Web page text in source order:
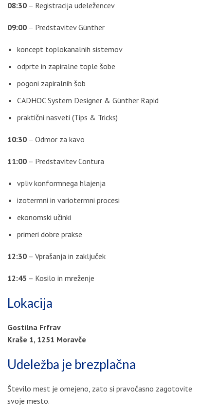
08:30 – Registracija udeležencev
09:00 – Predstavitev Günther
koncept toplokanalnih sistemov
odprte in zapiralne tople šobe
pogoni zapiralnih šob
CADHOC System Designer & Günther Rapid
praktični nasveti (Tips & Tricks)
10:30 – Odmor za kavo
11:00 – Predstavitev Contura
vpliv konformnega hlajenja
izotermni in variotermni procesi
ekonomski učinki
primeri dobre prakse
12:30 – Vprašanja in zaključek
12:45 – Kosilo in mreženje
Lokacija
Gostilna Frfrav
Kraše 1, 1251 Moravče
Udeležba je brezplačna
Število mest je omejeno, zato si pravočasno zagotovite
svoje mesto.